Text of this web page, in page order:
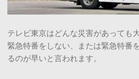
テレビ東京はどんな災害があっても
緊急特番をしない、または緊急特番
るのが早いと言われます。